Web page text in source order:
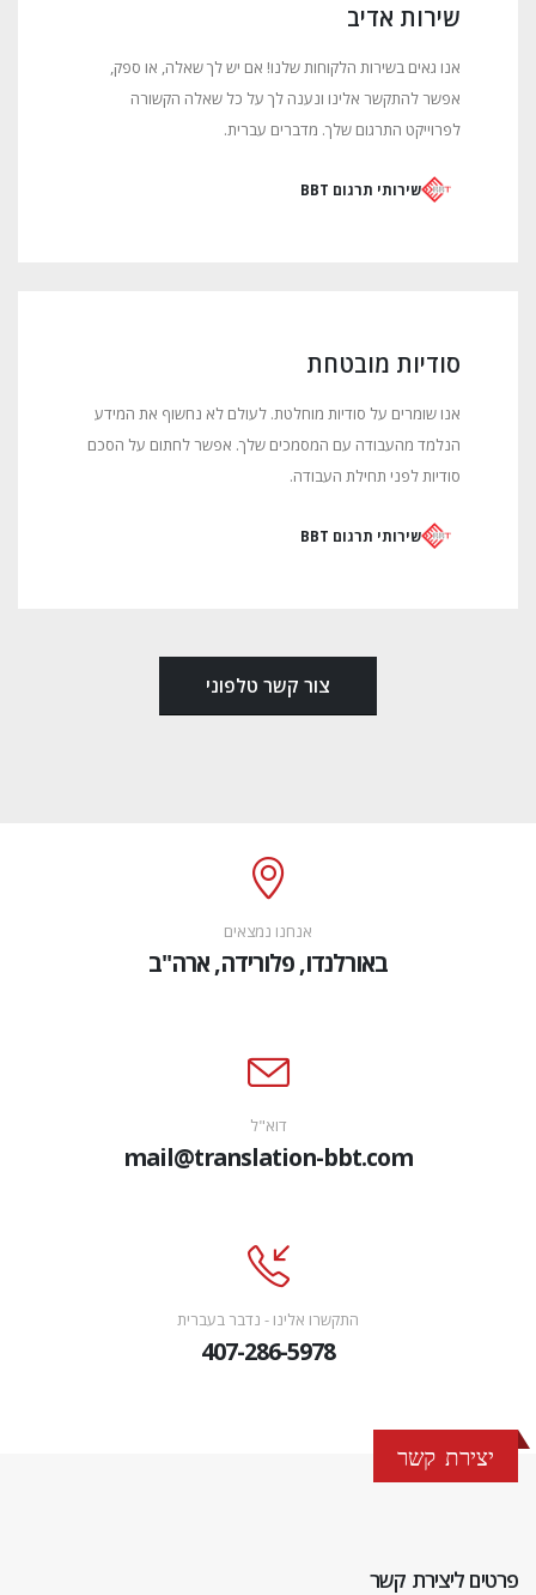
שירות אדיב
אנו גאים בשירות הלקוחות שלנו! אם יש לך שאלה, או ספק,
אפשר להתקשר אלינו ונענה לך על כל שאלה הקשורה
לפרוייקט התרגום שלך. מדברים עברית.
שירותי תרגום BBT
סודיות מובטחת
אנו שומרים על סודיות מוחלטת. לעולם לא נחשוף את המידע
הנלמד מהעבודה עם המסמכים שלך. אפשר לחתום על הסכם
סודיות לפני תחילת העבודה.
שירותי תרגום BBT
צור קשר טלפוני
אנחנו נמצאים
באורלנדו, פלורידה, ארה"ב
דוא"ל
mail@translation-bbt.com
התקשרו אלינו - נדבר בעברית
407-286-5978
יצירת קשר
פרטים ליצירת קשר